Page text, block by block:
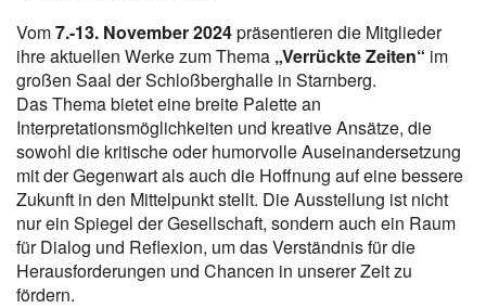
Vom7.-13. November 2024präsentieren die Mitglieder
ihre aktuellen Werke zum Thema „Verrückte Zeiten“ im
großen Saal der Schloßberghalle in Starnberg.
Das Thema bietet eine breite Palette an
Interpretationsmöglichkeiten und kreative Ansätze, die
sowohl die kritische oder humorvolle Auseinandersetzung
mit der Gegenwart als auch die Hoffnung auf eine bessere
Zukunft in den Mittelpunkt stellt. Die Ausstellung ist nicht
nur ein Spiegel der Gesellschaft, sondern auch ein Raum
für Dialog und Reflexion, um das Verständnis für die
Herausforderungen und Chancen in unserer Zeit zu
fördern.